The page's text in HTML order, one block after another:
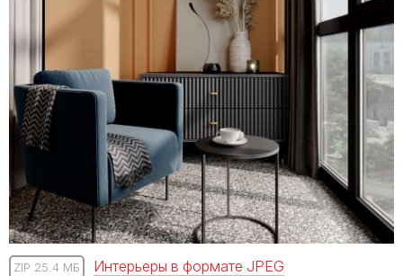
ZIP 25.4 МБ Интерьеры в формате JPEG